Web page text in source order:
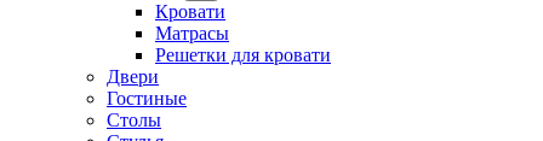
Кровати
Матрасы
Решетки для кровати
Двери
Гостиные
Столы